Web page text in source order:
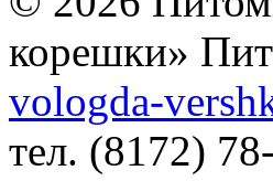
корешки»
vologda-
тел. (8172)